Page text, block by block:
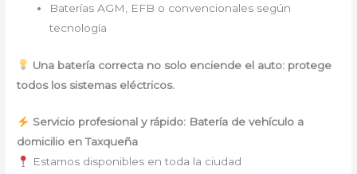
Baterías AGM, EFB o convencionales según
tecnología
Una batería correcta no solo enciende el auto: protege
todos los sistemas eléctricos.
Servicio profesional y rápido: Batería de vehículo a
domicilio en Taxqueña
Estamos disponibles en toda la ciudad